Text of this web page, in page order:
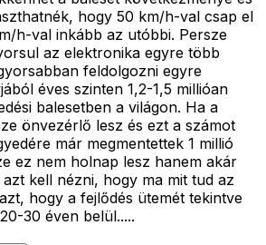
hogy 50 km/h-val csap el
h-val inkább az utóbbi. Persze
az elektronika egyre több
feldolgozni egyre
éves szinten 1,2-1,5 millióan
balesetben a világon. Ha a
önvezérlő lesz és ezt a számot
már megmentettek 1 millió
ez nem holnap lesz hanem akár
kell nézni, hogy ma mit tud az
hogy a fejlődés ütemét tekintve
30 éven belül.....